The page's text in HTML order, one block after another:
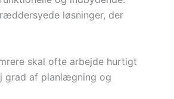
løsninger, der
skal ofte arbejde hurtigt
grad af planlægning og